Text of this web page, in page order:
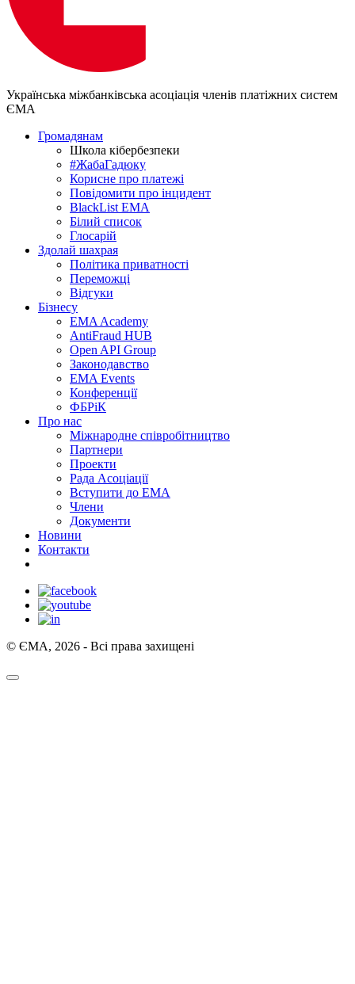
Українська міжбанківська асоціація членів платіжних систем
ЄМА
Громадянам
Школа кібербезпеки
#ЖабаГадюку
Корисне про платежі
Повідомити про інцидент
BlackList EMA
Білий список
Глосарій
Здолай шахрая
Політика приватності
Переможцi
Відгуки
Бізнесу
EMA Academy
AntiFraud HUB
Open API Group
Законодавство
EMA Events
Конференції
ФБРіК
Про нас
Міжнародне співробітництво
Партнери
Проекти
Рада Асоціації
Вступити до ЕМА
Члени
Документи
Новини
Контакти
© ЄМА, 2026 - Всі права захищені